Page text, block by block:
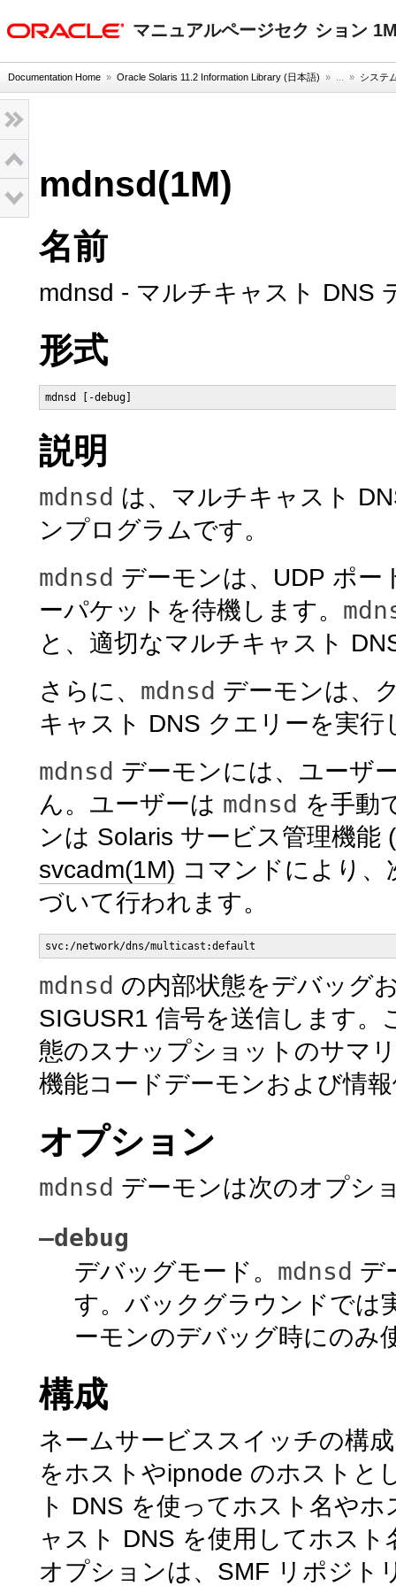
マニュアルページセク ション
Documentation Home » Oracle Solaris 11.2 Information Library (日本語) » ... » システ
mdnsd(1M)
名前
mdnsd - マルチキャスト DNS
形式
mdnsd [-debug]
説明
mdnsd は、マルチキャスト
ンプログラムです。
mdnsd デーモンは、UDP ポ
ーパケットを待機します。
と、適切なマルチキャスト
さらに、 mdnsd デーモンは、
キャスト DNS クエリーを実
mdnsd デーモンには、ユーザ
ん。ユーザーは mdnsd を手動
ンは Solaris サービス管理機能
svcadm(1M) コマンドにより、
づいて行われます。
svc:/network/dns/multicast:default
mdnsd の内部状態をデバッグ
SIGUSR1 信号を送信します。
態のスナップショットのサマ
機能コードデーモンおよび情
オプション
mdnsd デーモンは次のオプシ
–debug
デバッグモード。 mdnsd デ
す。バックグラウンドでは
ーモンのデバッグ時にのみ
構成
ネームサービススイッチの構
をホストやipnode のホストと
ト DNS を使ってホスト名や
ャスト DNS を使用してホス
オプションは、SMF リポジト